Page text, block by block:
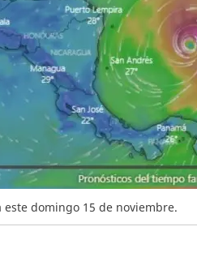
domingo 15 de noviembre.